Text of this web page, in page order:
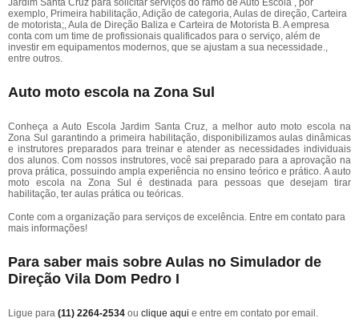
Jardim Santa Cruz para solicitar serviços do ramo de Auto Escola , por
exemplo, Primeira habilitação, Adição de categoria, Aulas de direção, Carteira
de motorista;, Aula de Direção Baliza e Carteira de Motorista B. A empresa
conta com um time de profissionais qualificados para o serviço, além de
investir em equipamentos modernos, que se ajustam a sua necessidade.,
entre outros.
Auto moto escola na Zona Sul
Conheça a Auto Escola Jardim Santa Cruz, a melhor auto moto escola na
Zona Sul garantindo a primeira habilitação, disponibilizamos aulas dinâmicas
e instrutores preparados para treinar e atender as necessidades individuais
dos alunos. Com nossos instrutores, você sai preparado para a aprovação na
prova prática, possuindo ampla experiência no ensino teórico e prático. A auto
moto escola na Zona Sul é destinada para pessoas que desejam tirar
habilitação, ter aulas prática ou teóricas.
Conte com a organização para serviços de excelência. Entre em contato para
mais informações!
Para saber mais sobre Aulas no Simulador de
Direção Vila Dom Pedro I
Ligue para (11) 2264-2534 ou clique aqui e entre em contato por email.